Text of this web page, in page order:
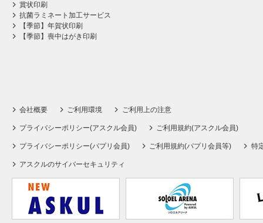
賞状印刷
抗菌ラミネート加工サービス
【季節】年賀状印刷
【季節】喪中はがき印刷
会社概要 ご利用環境 ご利用上の注意
プライバシーポリシー(アスクル会員) ご利用規約(アスクル会員)
プライバシーポリシー(パプリ会員) ご利用規約(パプリ会員等) 特
アスクルのサイバーセキュリティ